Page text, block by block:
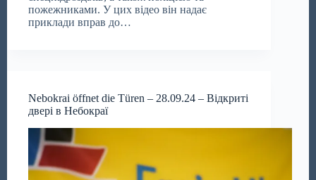
пожежниками. У цих відео він надає
приклади вправ до…
Nebokrai öffnet die Türen – 28.09.24 – Відкриті
двері в Небокраї